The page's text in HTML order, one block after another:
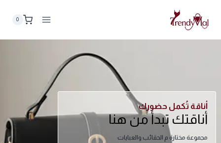
0
أناقة تُكمل حضورك
أناقتك تبدأ من هنا
مجموعة مختارة م الحقائب والعبايات